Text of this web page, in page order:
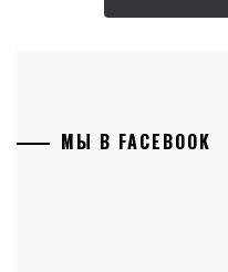
МЫ В FACEBOOK